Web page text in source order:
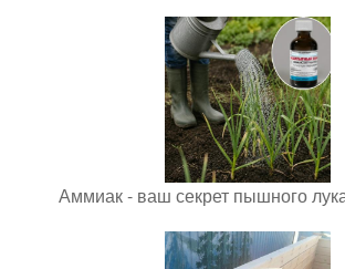
Аммиак - ваш секрет пышного